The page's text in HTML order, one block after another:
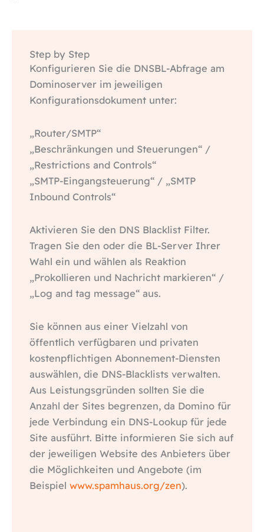
Step by Step
Konfigurieren Sie die DNSBL-Abfrage am
Dominoserver im jeweiligen
Konfigurationsdokument unter:
„Router/SMTP“
„Beschränkungen und Steuerungen“ /
„Restrictions and Controls“
„SMTP-Eingangsteuerung“ / „SMTP
Inbound Controls“
Aktivieren Sie den DNS Blacklist Filter.
Tragen Sie den oder die BL-Server Ihrer
Wahl ein und wählen als Reaktion
„Prokollieren und Nachricht markieren“ /
„Log and tag message“ aus.
Sie können aus einer Vielzahl von
öffentlich verfügbaren und privaten
kostenpflichtigen Abonnement-Diensten
auswählen, die DNS-Blacklists verwalten.
Aus Leistungsgründen sollten Sie die
Anzahl der Sites begrenzen, da Domino für
jede Verbindung ein DNS-Lookup für jede
Site ausführt. Bitte informieren Sie sich auf
der jeweiligen Website des Anbieters über
die Möglichkeiten und Angebote (im
Beispiel www.spamhaus.org/zen).